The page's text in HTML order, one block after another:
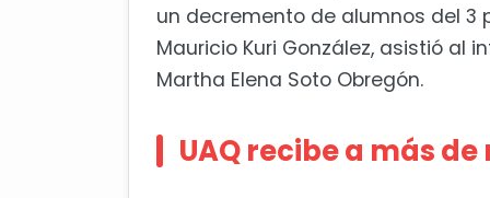
un decremento de alumnos del 3
Mauricio Kuri González, asistió al
Martha Elena Soto Obregón.
UAQ recibe a más